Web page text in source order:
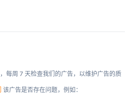
每周 7 天检查我们的广告，以维护广告的质
该广告是否存在问题，例如：